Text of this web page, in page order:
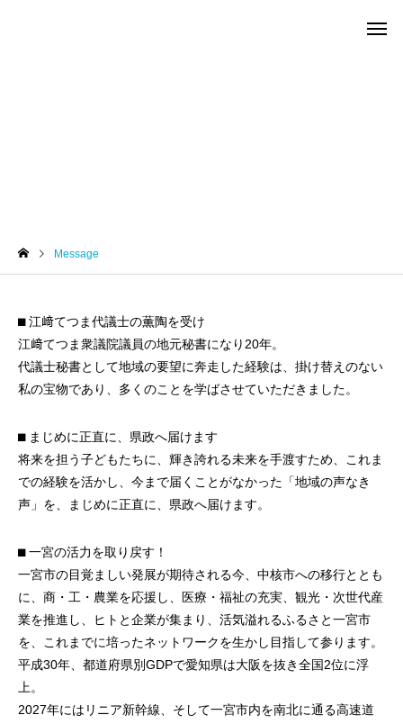
Message
⬛︎ 江﨑てつま代議士の薫陶を受け
江﨑てつま衆議院議員の地元秘書になり20年。
代議士秘書として地域の要望に奔走した経験は、掛け替えのない
私の宝物であり、多くのことを学ばさせていただきました。
⬛︎ まじめに正直に、県政へ届けます
将来を担う子どもたちに、輝き誇れる未来を手渡すため、これま
での経験を活かし、今まで届くことがなかった「地域の声なき
声」を、まじめに正直に、県政へ届けます。
⬛︎ 一宮の活力を取り戻す！
一宮市の目覚ましい発展が期待される今、中核市への移行ととも
に、商・工・農業を応援し、医療・福祉の充実、観光・次世代産
業を推進し、ヒトと企業が集まり、活気溢れるふるさと一宮市
を、これまでに培ったネットワークを生かし目指して参ります。
平成30年、都道府県別GDPで愛知県は大阪を抜き全国2位に浮
上。
2027年にはリニア新幹線、そして一宮市内を南北に通る高速道